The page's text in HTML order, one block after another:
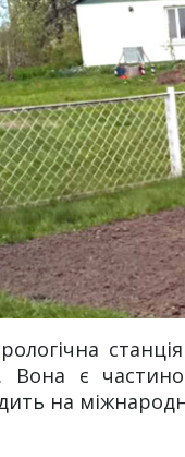
Вона є
на